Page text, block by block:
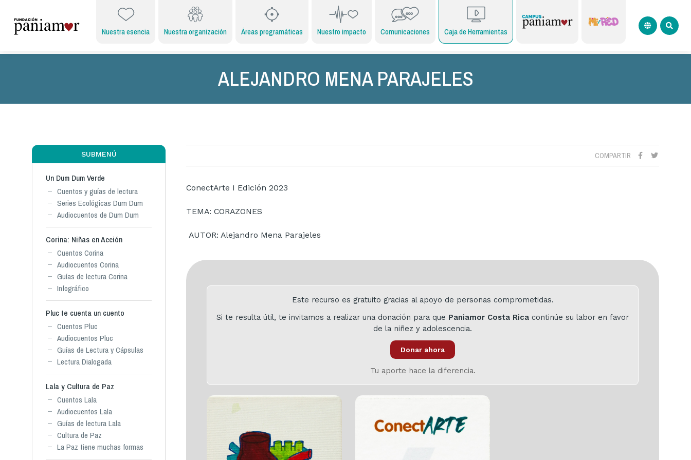
Nuestra esencia Nuestra organización Áreas programáticas Nuestro impacto Comunicaciones Caja de Herramientas
ALEJANDRO MENA PARAJELES
SUBMENÚ
Un Dum Dum Verde
Cuentos y guías de lectura
Series Ecológicas Dum Dum
Audiocuentos de Dum Dum
Corina: Niñas en Acción
Cuentos Corina
Audiocuentos Corina
Guías de lectura Corina
Infográfico
Pluc te cuenta un cuento
Cuentos Pluc
Audiocuentos Pluc
Guías de Lectura y Cápsulas
Lectura Dialogada
Lala y Cultura de Paz
Cuentos Lala
Audiocuentos Lala
Guías de lectura Lala
Cultura de Paz
La Paz tiene muchas formas
COMPARTIR
ConectArte I Edición 2023
TEMA: CORAZONES
AUTOR: Alejandro Mena Parajeles
Este recurso es gratuito gracias al apoyo de personas comprometidas.
Si te resulta útil, te invitamos a realizar una donación para que Paniamor Costa Rica continúe su labor en favor
de la niñez y adolescencia.
Donar ahora
Tu aporte hace la diferencia.